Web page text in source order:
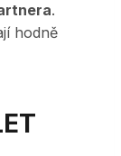
.
hodně